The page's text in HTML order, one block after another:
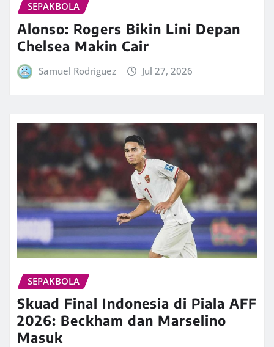
SEPAKBOLA
Alonso: Rogers Bikin Lini Depan
Chelsea Makin Cair
Samuel Rodriguez Jul 27, 2026
SEPAKBOLA
Skuad Final Indonesia di Piala AFF
2026: Beckham dan Marselino
Masuk